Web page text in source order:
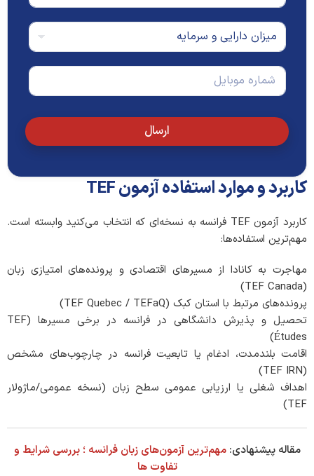
م
و
ا
م
خ
ا
و
د
*
م
ز
ا
د
ر
ی
و
س
ر
ا
ی
*
ت
ف
* ارسال
کاربرد و موارد استفاده آزمون TEF
کاربرد آزمون TEF فرانسه به نسخه‌ای که انتخاب می‌کنید وابسته است.
مهم‌ترین استفاده‌ها:
مهاجرت به کانادا از مسیرهای اقتصادی و پرونده‌های امتیازی زبان
(TEF Canada)
پرونده‌های مرتبط با استان کبک (TEF Quebec / TEFaQ)
تحصیل و پذیرش دانشگاهی در فرانسه در برخی مسیرها (TEF
Études)
اقامت بلندمدت، ادغام یا تابعیت فرانسه در چارچوب‌های مشخص
(TEF IRN)
اهداف شغلی یا ارزیابی عمومی سطح زبان (نسخه عمومی/ماژولار
TEF)
مقاله پیشنهادی:مهم‌ترین آزمون‌های زبان فرانسه ؛ بررسی شرایط و
تفاوت ها